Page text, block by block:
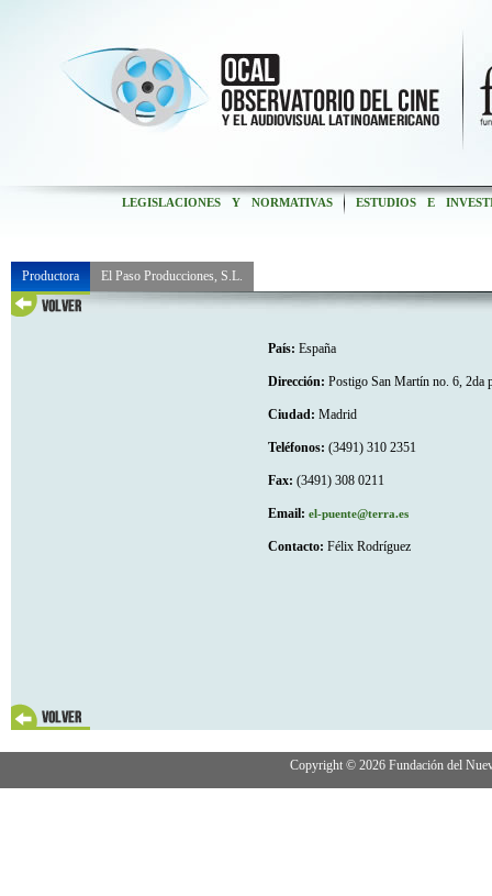
LEGISLACIONES Y NORMATIVAS ESTUDIOS E
Productora El Paso Producciones, S.L.
País: España
Dirección: Postigo San Martín no. 6, 2da
Ciudad: Madrid
Teléfonos: (3491) 310 2351
Fax: (3491) 308 0211
Email: el-puente@terra.es
Contacto: Félix Rodríguez
Copyright © 2026 Fundación del